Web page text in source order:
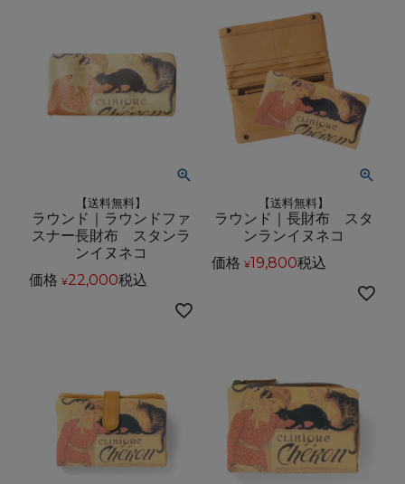
【送料無料】
ラウンド｜ラウンドファ
スナー長財布 スタンラ
ンイヌネコ
価格 ¥22,000税込
【送料無料】
ラウンド｜長財布 スタ
ンランイヌネコ
価格 ¥19,800税込